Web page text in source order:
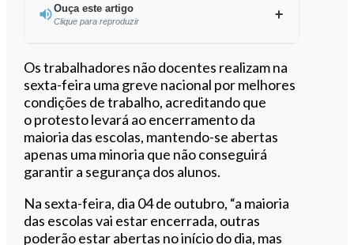
Ouça este artigo
Clique para reproduzir
Ouvir este artigo
Os trabalhadores não docentes realizam na
sexta-feira uma greve nacional por melhores
condições de trabalho, acreditando que
o protesto levará ao encerramento da
maioria das escolas, mantendo-se abertas
apenas uma minoria que não conseguirá
garantir a segurança dos alunos.
Na sexta-feira, dia 04 de outubro, “a maioria
das escolas vai estar encerrada, outras
poderão estar abertas no início do dia, mas